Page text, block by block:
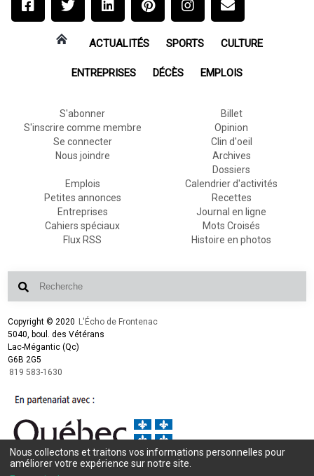
ACTUALITÉS SPORTS CULTURE
ENTREPRISES DÉCÈS EMPLOIS
S'abonner
S'inscrire comme membre
Se connecter
Nous joindre
Billet
Opinion
Clin d'oeil
Archives
Dossiers
Emplois
Petites annonces
Entreprises
Cahiers spéciaux
Flux RSS
Calendrier d'activités
Recettes
Journal en ligne
Mots Croisés
Histoire en photos
Copyright © 2020 L'Écho de Frontenac
5040, boul. des Vétérans
Lac-Mégantic (Qc)
G6B 2G5
819 583-1630
Conception et design :L'Écho de Frontenac
Nous collectons et traitons vos informations personnelles pour
améliorer votre expérience sur notre site.